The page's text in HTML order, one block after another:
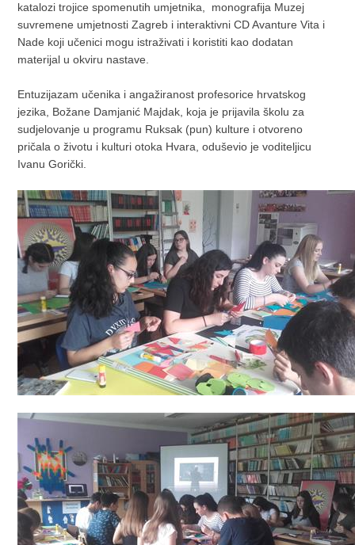
katalozi trojice spomenutih umjetnika, monografija Muzej
suvremene umjetnosti Zagreb i interaktivni CD Avanture Vita i
Nade koji učenici mogu istraživati i koristiti kao dodatan
materijal u okviru nastave.
Entuzijazam učenika i angažiranost profesorice hrvatskog
jezika, Božane Damjanić Majdak, koja je prijavila školu za
sudjelovanje u programu Ruksak (pun) kulture i otvoreno
pričala o životu i kulturi otoka Hvara, oduševio je voditeljicu
Ivanu Gorički.